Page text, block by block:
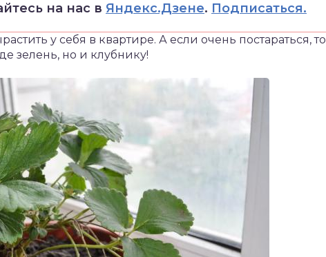
на нас в Яндекс.Дзене. Подписаться.
у себя в квартире. А если очень постараться, то
зелень, но и клубнику!